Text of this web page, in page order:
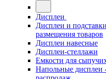
Дисплеи
Дисплеи и
размещения товаров
Дисплеи навесные
Дисплеи-стеллажи
Емкости для
Напольные дисплеи